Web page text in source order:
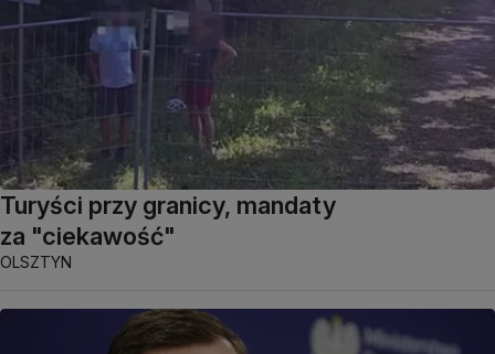
Turyści przy granicy, mandaty
za "ciekawość"
OLSZTYN